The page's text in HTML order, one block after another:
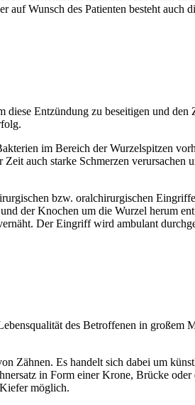
Wunsch des Patienten besteht
Entzündung zu beseitigen und den
im Bereich der Wurzelspitzen
auch starke Schmerzen
bzw. oralchirurgischen
der Knochen um die Wurzel herum
Der Eingriff wird ambulant
des Betroffenen in großem
Zähnen. Es handelt sich dabei um
in Form einer Krone, Brücke
möglich.